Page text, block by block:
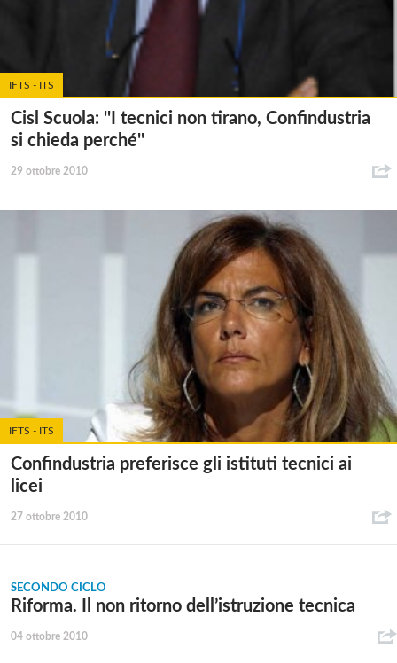
IFTS - ITS
Cisl Scuola: ''I tecnici non tirano, Confindustria
si chieda perché''
29 ottobre 2010
IFTS - ITS
Confindustria preferisce gli istituti tecnici ai
licei
27 ottobre 2010
SECONDO CICLO
Riforma. Il non ritorno dell’istruzione tecnica
04 ottobre 2010